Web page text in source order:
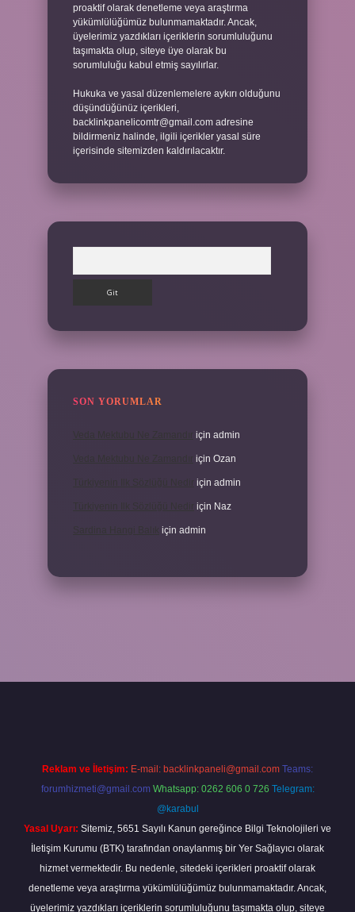
proaktif olarak denetleme veya araştırma
yükümlülüğümüz bulunmamaktadır. Ancak,
üyelerimiz yazdıkları içeriklerin sorumluluğunu
taşımakta olup, siteye üye olarak bu
sorumluluğu kabul etmiş sayılırlar.
Hukuka ve yasal düzenlemelere aykırı olduğunu
düşündüğünüz içerikleri,
backlinkpanelicomtr@gmail.com adresine
bildirmeniz halinde, ilgili içerikler yasal süre
içerisinde sitemizden kaldırılacaktır.
SON YORUMLAR
için admin
için Ozan
Türkiyenin Ilk Sözlüğü Nedir için admin
Türkiyenin Ilk Sözlüğü Nedir için Naz
için admin
Reklam ve İletişim: E-mail: backlinkpaneli@gmail.com Teams:
forumhizmeti@gmail.com Whatsapp: 0262 606 0 726 Telegram:
@karabul
Yasal Uyarı: Sitemiz, 5651 Sayılı Kanun gereğince Bilgi Teknolojileri ve
İletişim Kurumu (BTK) tarafından onaylanmış bir Yer Sağlayıcı olarak
hizmet vermektedir. Bu nedenle, sitedeki içerikleri proaktif olarak
denetleme veya araştırma yükümlülüğümüz bulunmamaktadır. Ancak,
üyelerimiz yazdıkları içeriklerin sorumluluğunu taşımakta olup, siteye